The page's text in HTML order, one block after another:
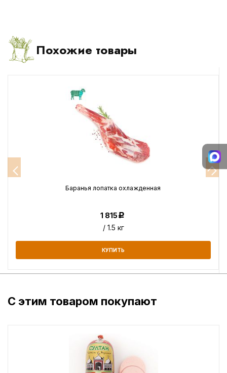
Похожие товары
Баранья лопатка охлажденная
1 815Р
/ 1.5 кг
КУПИТЬ
С этим товаром покупают